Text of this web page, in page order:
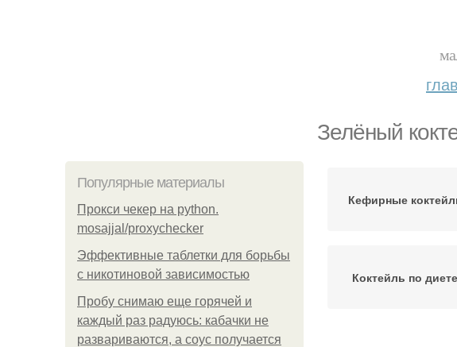
Зелёный
Популярные материалы
Прокси чекер на python.
mosajjal/proxychecker
Эффективные таблетки для борьбы
с никотиновой зависимостью
Пробу снимаю еще горячей и
каждый раз радуюсь: кабачки не
развариваются, а соус получается
Кефирные
Коктейль по диете